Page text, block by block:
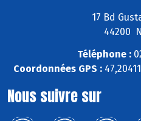
17 Bd
44200
Téléphone :
Coordonnées GPS :
Nous suivre sur